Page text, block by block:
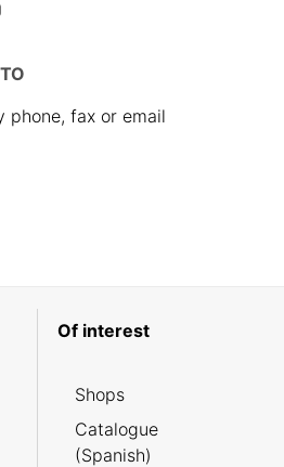
phone, fax or email
Of interest
Shops
Catalogue
(Spanish)